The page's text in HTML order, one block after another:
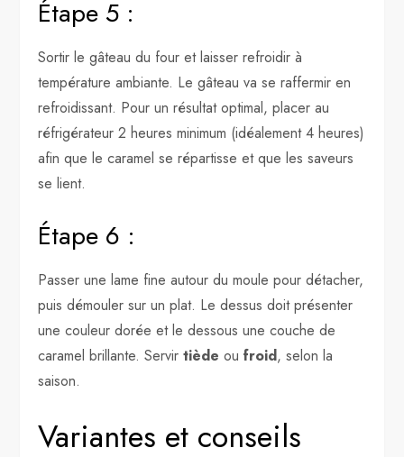
Étape 5 :
Sortir le gâteau du four et laisser refroidir à
température ambiante. Le gâteau va se raffermir en
refroidissant. Pour un résultat optimal, placer au
réfrigérateur 2 heures minimum (idéalement 4 heures)
afin que le caramel se répartisse et que les saveurs
se lient.
Étape 6 :
Passer une lame fine autour du moule pour détacher,
puis démouler sur un plat. Le dessus doit présenter
une couleur dorée et le dessous une couche de
caramel brillante. Servirtiède oufroid, selon la
saison.
Variantes et conseils